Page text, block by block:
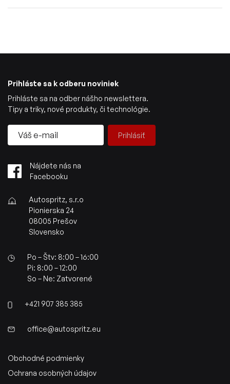
Prihláste sa k odberu noviniek
Prihláste sa na odber nášho newslettera.
Tipy a triky, nové produkty, či technológie.
Prihlásiť
Nájdete nás na
Facebooku
Autospritz, s.r.o
Pionierska 24
08005 Prešov
Slovensko
Po – Štv: 8:00 – 16:00
Pi: 8:00 – 12:00
So – Ne: Zatvorené
+421 907 385 385
office@autospritz.eu
Obchodné podmienky
Ochrana osobných údajov